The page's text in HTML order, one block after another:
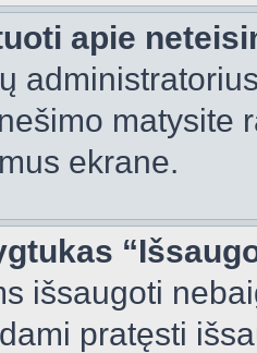
apie
matysite
ekrane.
išsaugoti
pratęsti